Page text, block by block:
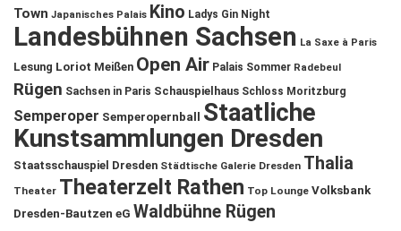
Town Japanisches Palais Kino Ladys Gin Night
Landesbühnen Sachsen La Saxe à Paris
Lesung Loriot Meißen Open Air Palais Sommer Radebeul
Rügen Sachsen in Paris Schauspielhaus Schloss Moritzburg
Semperoper Semperopernball
Staatliche
Kunstsammlungen Dresden
Staatsschauspiel Dresden Städtische Galerie Dresden Thalia
Theater Theaterzelt Rathen Top Lounge Volksbank
Dresden-Bautzen eG Waldbühne Rügen